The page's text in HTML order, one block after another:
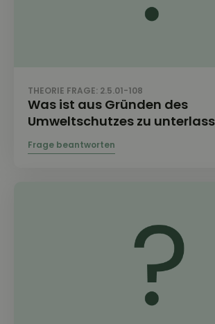
THEORIE FRAGE: 2.5.01-108
Was ist aus Gründen des
Umweltschutzes zu